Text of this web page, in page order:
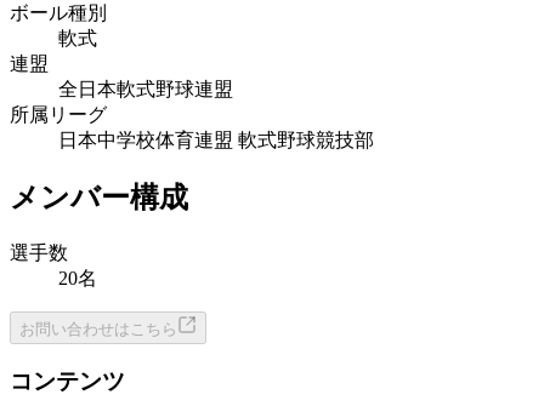
ボール種別
軟式
連盟
全日本軟式野球連盟
所属リーグ
日本中学校体育連盟 軟式野球競技部
メンバー構成
選手数
20名
お問い合わせはこちら
コンテンツ